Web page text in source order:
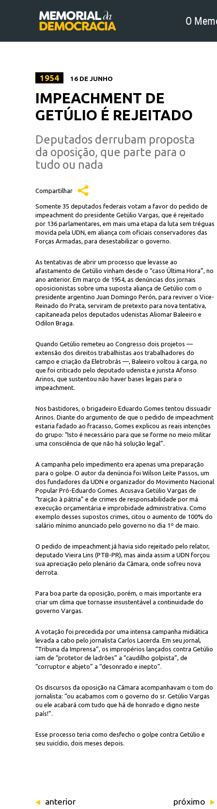
O
1954 16 DE JUNHO
IMPEACHMENT DE
GETÚLIO É REJEITADO
Deputados derrubam proposta
da oposição, que parte para o
tudo ou nada
Compartilhar
Somente 35 deputados federais votam a favor do pedido de
impeachment do presidente Getúlio Vargas, que é rejeitado
por 136 parlamentares, em mais uma etapa da luta sem tréguas
movida pela UDN, em aliança com oficiais conservadores das
Forças Armadas, para desestabilizar o governo.
As tentativas de abrir um processo que levasse ao
afastamento de Getúlio vinham desde o “caso Última Hora”, no
ano anterior. Em março de 1954, as denúncias dos jornais
oposicionistas sobre uma suposta aliança de Getúlio com o
presidente argentino Juan Domingo Perón, para reviver o Vice-
Reinado do Prata, serviram de pretexto para nova tentativa,
capitaneada pelos deputados udenistas Aliomar Baleeiro e
Odilon Braga.
Quando Getúlio remeteu ao Congresso dois projetos —
extensão dos direitos trabalhistas aos trabalhadores do
campo e criação da Eletrobrás —, Baleeiro voltou à carga, no
que foi criticado pelo deputado udenista e jurista Afonso
Arinos, que sustentou não haver bases legais para o
impeachment.
Nos bastidores, o brigadeiro Eduardo Gomes tentou dissuadir
Arinos. Diante do argumento de que o pedido de impeachment
estaria fadado ao fracasso, Gomes explicou as reais intenções
do grupo: “Isto é necessário para que se forme no meio militar
uma consciência de que não há solução legal”.
A campanha pelo impedimento era apenas uma preparação
para o golpe. O autor da denúncia foi Wilson Leite Passos, um
dos fundadores da UDN e organizador do Movimento Nacional
Popular Pró-Eduardo Gomes. Acusava Getúlio Vargas de
“traição à pátria” e de crimes de responsabilidade por má
execução orçamentária e improbidade administrativa. Como
exemplo desses supostos crimes, citou o aumento de 100% do
salário mínimo anunciado pelo governo no dia 1º de maio.
O pedido de impeachment já havia sido rejeitado pelo relator,
deputado Vieira Lins (PTB-PR), mas ainda assim a UDN forçou
sua apreciação pelo plenário da Câmara, onde sofreu nova
derrota.
Para boa parte da oposição, porém, o mais importante era
criar um clima que tornasse insustentável a continuidade do
governo Vargas.
A votação foi precedida por uma intensa campanha midiática
levada a cabo pelo jornalista Carlos Lacerda. Em seu jornal,
“Tribuna da Imprensa”, os impropérios lançados contra Getúlio
iam de “protetor de ladrões” a “caudilho golpista”, de
“corruptor e abjeto” a “desonrado e inepto”.
Os discursos da oposição na Câmara acompanhavam o tom do
jornalista: “ou acabamos com o governo do sr. Getúlio Vargas
ou ele acabará com tudo que há de honrado e digno neste
país!”.
Esse processo teria como desfecho o golpe contra Getúlio e
seu suicídio, dois meses depois.
anterior próximo
de impeachment contra Getúlio Vargas
Ag.